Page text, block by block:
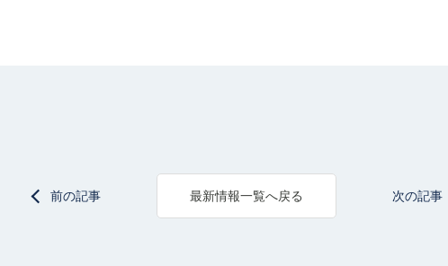
前の記事 最新情報一覧へ戻る 次の記事